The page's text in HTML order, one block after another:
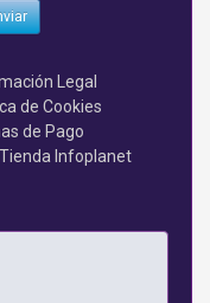
Legal
de Cookies
de Pago
Infoplanet